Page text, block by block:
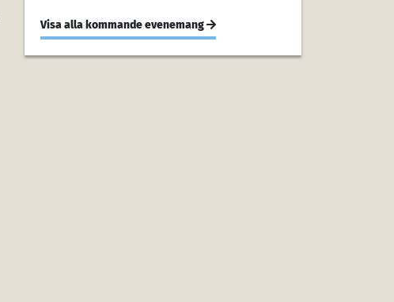
Visa alla kommande evenemang